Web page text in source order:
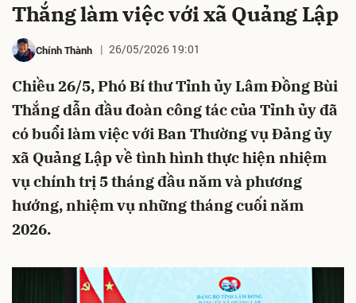
Thắng làm việc với xã Quảng Lập
Chính Thành 26/05/2026 19:01
Chiều 26/5, Phó Bí thư Tỉnh ủy Lâm Đồng Bùi
Thắng dẫn đầu đoàn công tác của Tỉnh ủy đã
có buổi làm việc với Ban Thường vụ Đảng ủy
xã Quảng Lập về tình hình thực hiện nhiệm
vụ chính trị 5 tháng đầu năm và phương
hướng, nhiệm vụ những tháng cuối năm
2026.
Hủy Gửi